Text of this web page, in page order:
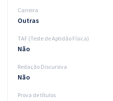
Carreira
Outras
TAF (Teste de Aptidão Física)
Não
Redação Discursiva
Não
Prova de títulos